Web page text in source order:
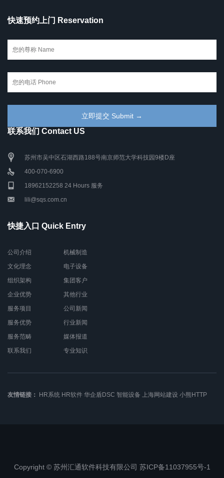
快速预约上门 Reservation
联系我们 Contact US
苏州市吴中区石湖西路188号南京师范大学科技园9楼D座
400-070-6900
18962152258 24 Hours 服务
lili@sqs.com.cn
快捷入口 Quick Entry
公司介绍
文化理念
组织架构
企业优势
服务项目
服务优势
服务范畴
联系我们
机械制造
电子设备
集团客户
其他行业
公司新闻
行业新闻
媒体报道
专业知识
友情链接： HR系统 HR软件 华企盾DSC 智能设备 上海网站建设 小熊HTTP
Copyright © 苏州汇通软件科技有限公司 苏ICP备11037955号-1